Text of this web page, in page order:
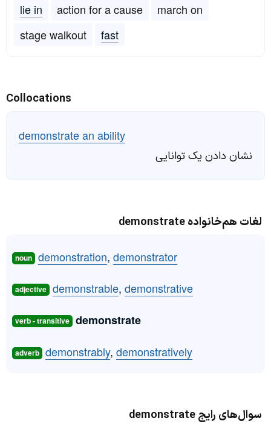
lie in
action for a cause
march on
stage walkout
fast
Collocations
demonstrate an ability
نشان دادن یک توانایی
لغات هم‌خانواده demonstrate
noun demonstration, demonstrator
adjective demonstrable, demonstrative
verb - transitive demonstrate
adverb demonstrably, demonstratively
سوال‌های رایج demonstrate